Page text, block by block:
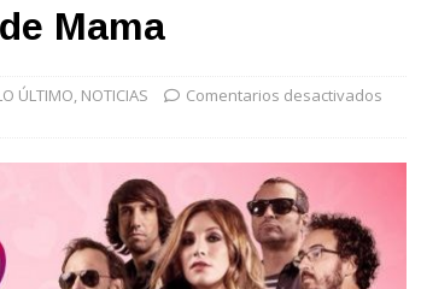
Mama
ÚLTIMO, NOTICIAS Comentarios desactivados